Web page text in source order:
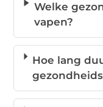
Welke
vapen?
Hoe lang